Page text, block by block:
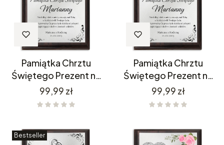
Pamiątka Chrztu
Świętego Prezent na
Chrzest PC18
Cena
99,99 zł
Pamiątka Chrztu
Świętego Prezent na
Chrzest PC19
Cena
99,99 zł
Bestseller